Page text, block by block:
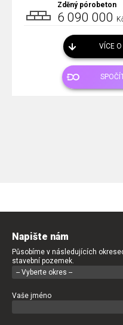
Zděný pórobeton
6 090 000
VÍCE O
Napište nám
Působíme v následujících
stavební pozemek.
Vaše jméno